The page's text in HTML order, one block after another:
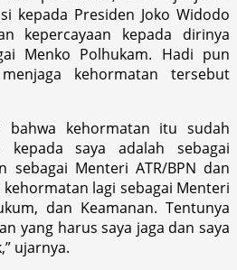
kepada Presiden Joko Widodo
kepercayaan kepada dirinya
Menko Polhukam. Hadi pun
kehormatan tersebut
bahwa kehormatan itu sudah
kepada saya adalah sebagai
sebagai Menteri ATR/BPN dan
lagi sebagai Menteri
dan Keamanan. Tentunya
yang harus saya jaga dan saya
ujarnya.